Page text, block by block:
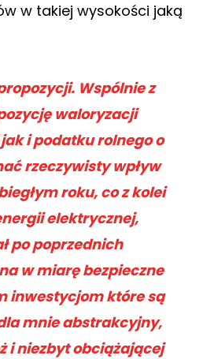
w takiej wysokości jaką
Wspólnie z
waloryzacji
i podatku rolnego o
rzeczywisty wpływ
roku, co z kolei
elektrycznej,
po poprzednich
w miarę bezpieczne
inwestycjom które są
mnie abstrakcyjny,
i niezbyt obciążającej